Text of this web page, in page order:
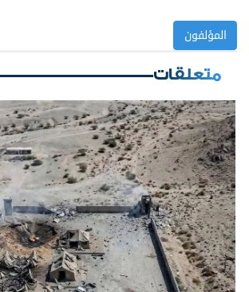
المؤلفون
متعلقات